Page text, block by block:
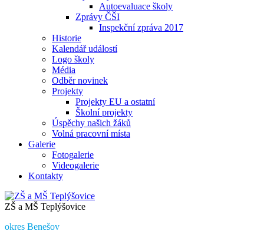
Autoevaluace školy
Zprávy ČŠI
Inspekční zpráva 2017
Historie
Kalendář událostí
Logo školy
Média
Odběr novinek
Projekty
Projekty EU a ostatní
Školní projekty
Úspěchy našich žáků
Volná pracovní místa
Galerie
Fotogalerie
Videogalerie
Kontakty
ZŠ a MŠ Teplýšovice
okres Benešov